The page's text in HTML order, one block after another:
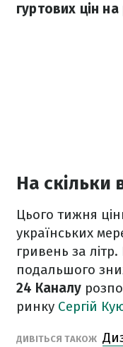
гуртових цін на
На скільки
Цього тижня
українських
гривень за
подальшого
24 Каналу
ринку Сергій
ДИВІТЬСЯ ТАКОЖ